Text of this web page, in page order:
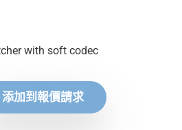
with soft codec
添加到報價請求